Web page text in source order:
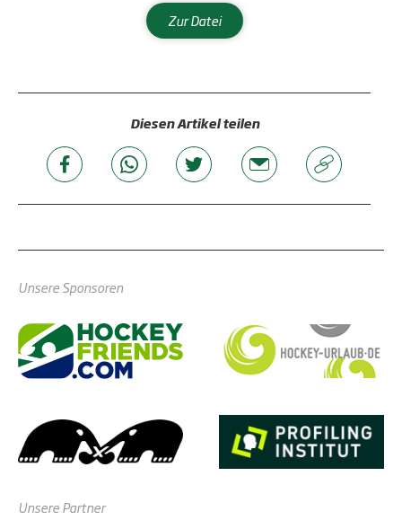
Zur Datei
Diesen Artikel teilen
Unsere Sponsoren
Unsere Partner